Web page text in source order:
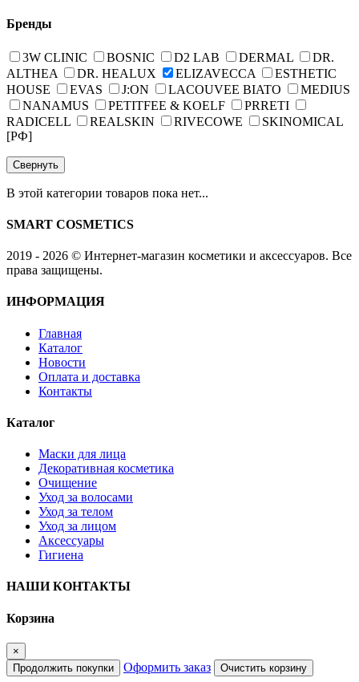
Бренды
3W CLINIC BOSNIC D2 LAB DERMAL
DR.
ALTHEA
DR. HEALUX ELIZAVECCA
ESTHETIC
HOUSE
EVAS J:ON LACOUVEE BIATO
MEDIUS
NANAMUS
PETITFEE & KOELF
PRRETI
RADICELL
REALSKIN RIVECOWE
SKINOMICAL
[РФ]
Свернуть
В этой категории товаров пока нет...
SMART COSMETICS
2019 - 2026 © Интернет-магазин косметики и аксессуаров. Все
права защищены.
ИНФОРМАЦИЯ
Главная
Каталог
Новости
Оплата и доставка
Контакты
Каталог
Маски для лица
Декоративная косметика
Очищение
Уход за волосами
Уход за телом
Уход за лицом
Аксессуары
Гигиена
НАШИ КОНТАКТЫ
Корзина
×
Продолжить покупки
Оформить заказ Очистить корзину